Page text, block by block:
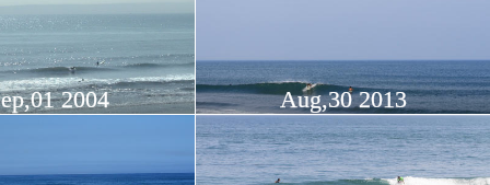
2004 Aug,30 2013